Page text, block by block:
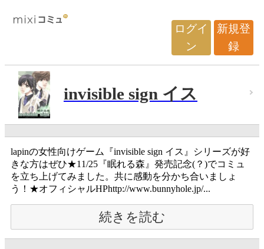
ログイ
ン
新規登
録
invisible sign イス
lapinの女性向けゲーム『invisible sign イス』シリーズが好
きな方はぜひ★11/25『眠れる森』発売記念(？)でコミュ
を立ち上げてみました。共に感動を分かち合いましょ
う！★オフィシャルHPhttp://www.bunnyhole.jp/...
続きを読む